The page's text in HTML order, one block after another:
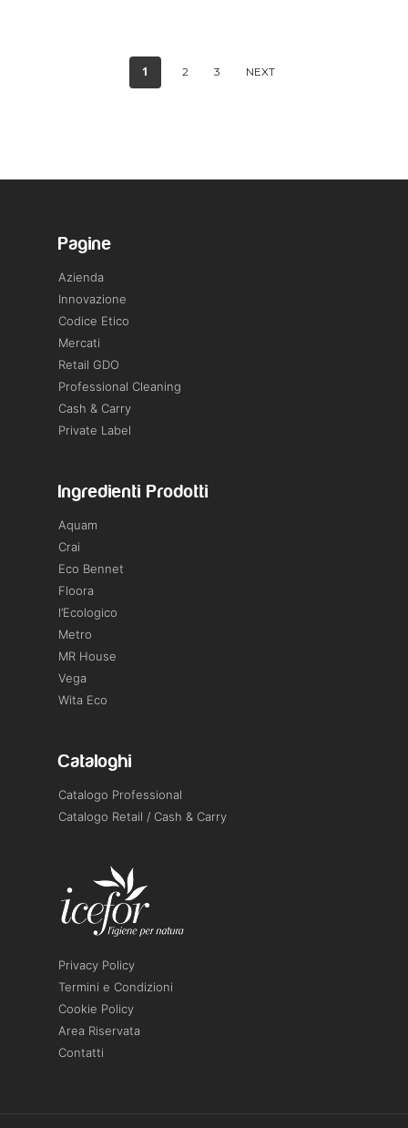
1 2 3 NEXT
Pagine
Azienda
Innovazione
Codice Etico
Mercati
Retail GDO
Professional Cleaning
Cash & Carry
Private Label
Ingredienti Prodotti
Aquam
Crai
Eco Bennet
Floora
l’Ecologico
Metro
MR House
Vega
Wita Eco
Cataloghi
Catalogo Professional
Catalogo Retail / Cash & Carry
Privacy Policy
Termini e Condizioni
Cookie Policy
Area Riservata
Contatti